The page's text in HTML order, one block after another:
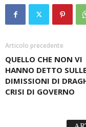
Articolo precedente
QUELLO CHE NON VI
HANNO DETTO SULLE
DIMISSIONI DI
CRISI DI GOVERNO